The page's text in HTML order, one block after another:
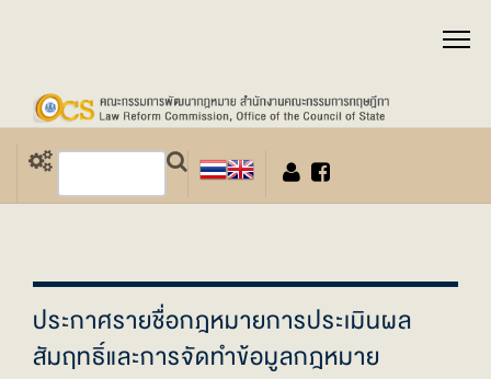
ประกาศรายชื่อกฎหมายการประเมินผล
สัมฤทธิ์และการจัดทำข้อมูลกฎหมาย